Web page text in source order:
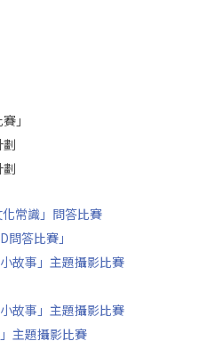
」
常識」問答比賽
問答比賽」
故事」主題攝影比賽
故事」主題攝影比賽
主題攝影比賽